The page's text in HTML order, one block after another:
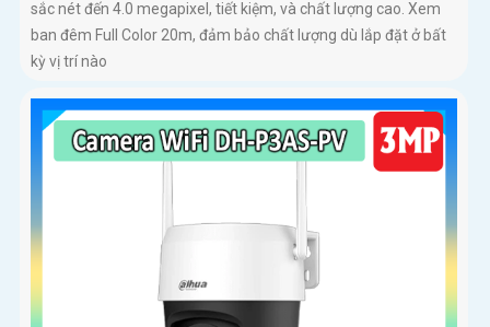
sắc nét đến 4.0 megapixel, tiết kiệm, và chất lượng cao. Xem
ban đêm Full Color 20m, đảm bảo chất lượng dù lắp đặt ở bất
kỳ vị trí nào